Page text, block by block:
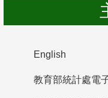
English